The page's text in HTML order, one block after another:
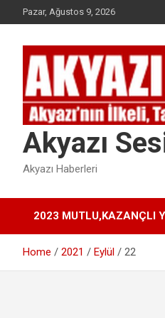
to
Pazar, Ağustos 9, 2026
Akyazı
Akyazı Haberleri
2023 MUTLU,KAZANÇLI
Home 2021 Eylül 22